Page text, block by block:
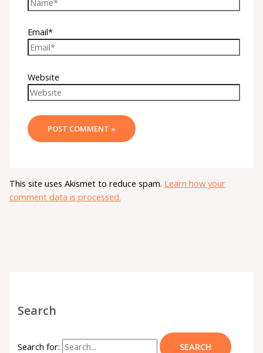
Email*
Website
This site uses Akismet to reduce spam. Learn how your
comment data is processed.
Search
Search for: